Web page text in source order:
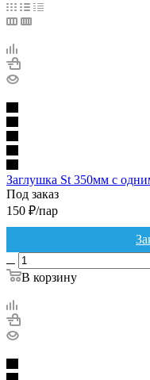
Заглушка St 350мм с
Под заказ
150 ₽/пар
В корзину